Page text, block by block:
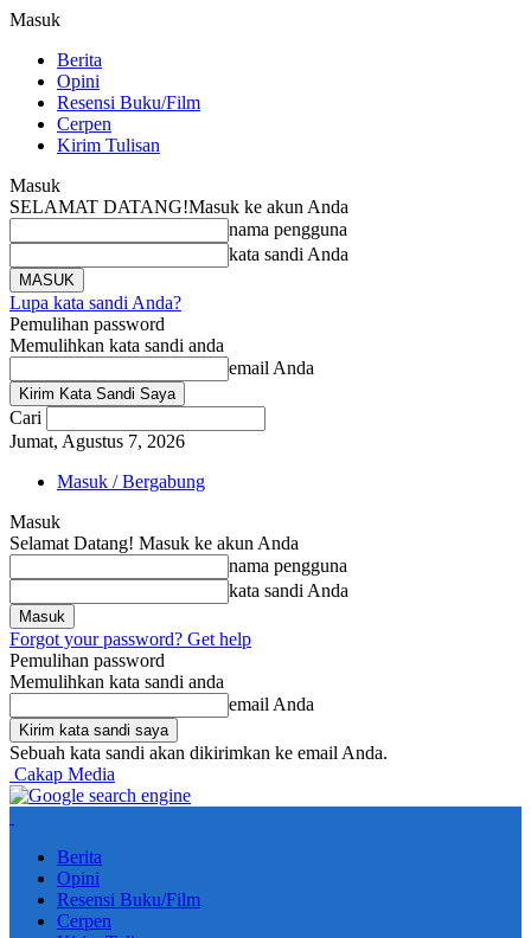
Masuk
Berita
Opini
Resensi Buku/Film
Cerpen
Kirim Tulisan
Masuk
SELAMAT DATANG!Masuk ke akun Anda
nama pengguna
kata sandi Anda
Lupa kata sandi Anda?
Pemulihan password
Memulihkan kata sandi anda
email Anda
Cari
Jumat, Agustus 7, 2026
Masuk / Bergabung
Masuk
Selamat Datang! Masuk ke akun Anda
nama pengguna
kata sandi Anda
Forgot your password? Get help
Pemulihan password
Memulihkan kata sandi anda
email Anda
Sebuah kata sandi akan dikirimkan ke email Anda.
Cakap Media
Berita
Opini
Resensi Buku/Film
Cerpen